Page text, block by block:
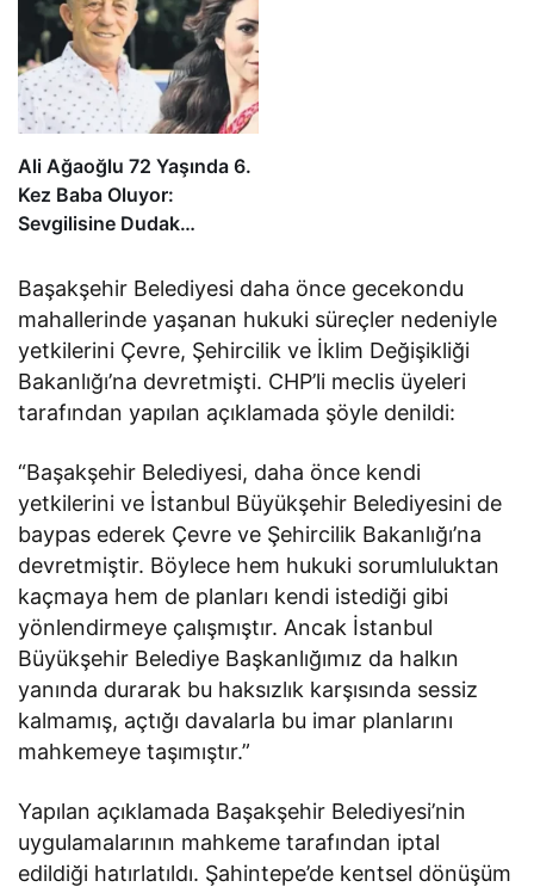
Ali Ağaoğlu 72 Yaşında 6.
Kez Baba Oluyor:
Sevgilisine Dudak
Hediyesi!
Başakşehir Belediyesi daha önce gecekondu
mahallerinde yaşanan hukuki süreçler nedeniyle
yetkilerini Çevre, Şehircilik ve İklim Değişikliği
Bakanlığı’na devretmişti. CHP’li meclis üyeleri
tarafından yapılan açıklamada şöyle denildi:
“Başakşehir Belediyesi, daha önce kendi
yetkilerini ve İstanbul Büyükşehir Belediyesini de
baypas ederek Çevre ve Şehircilik Bakanlığı’na
devretmiştir. Böylece hem hukuki sorumluluktan
kaçmaya hem de planları kendi istediği gibi
yönlendirmeye çalışmıştır. Ancak İstanbul
Büyükşehir Belediye Başkanlığımız da halkın
yanında durarak bu haksızlık karşısında sessiz
kalmamış, açtığı davalarla bu imar planlarını
mahkemeye taşımıştır.”
Yapılan açıklamada Başakşehir Belediyesi’nin
uygulamalarının mahkeme tarafından iptal
edildiği hatırlatıldı. Şahintepe’de kentsel dönüşüm